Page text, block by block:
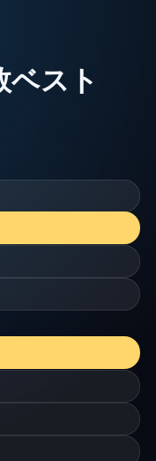
スト